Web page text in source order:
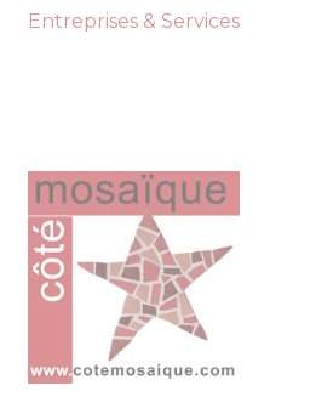
Entreprises & Services